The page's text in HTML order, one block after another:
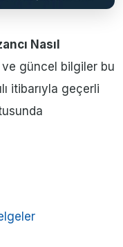
Nasıl
ve güncel bilgiler bu
itibarıyla geçerli